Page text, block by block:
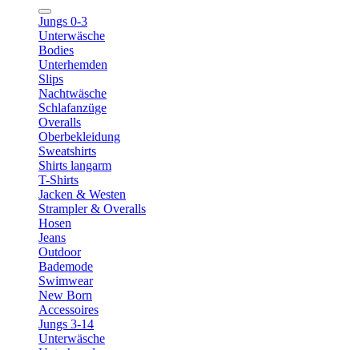
Jungs 0-3
Unterwäsche
Bodies
Unterhemden
Slips
Nachtwäsche
Schlafanzüge
Overalls
Oberbekleidung
Sweatshirts
Shirts langarm
T-Shirts
Jacken & Westen
Strampler & Overalls
Hosen
Jeans
Outdoor
Bademode
Swimwear
New Born
Accessoires
Jungs 3-14
Unterwäsche